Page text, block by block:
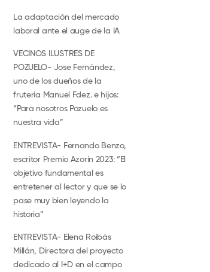
La adaptación del mercado
laboral ante el auge de la IA
VECINOS ILUSTRES DE
POZUELO- Jose Fernández,
uno de los dueños de la
frutería Manuel Fdez. e hijos:
“Para nosotros Pozuelo es
nuestra vida”
ENTREVISTA- Fernando Benzo,
escritor Premio Azorín 2023: “El
objetivo fundamental es
entretener al lector y que se lo
pase muy bien leyendo la
historia”
ENTREVISTA- Elena Roibás
Millán, Directora del proyecto
dedicado al I+D en el campo